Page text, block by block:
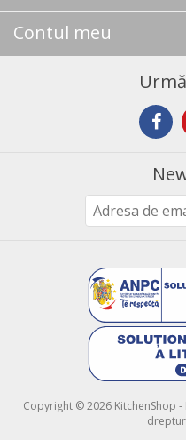
Contul meu
Copyright © 2026 KitchenShop